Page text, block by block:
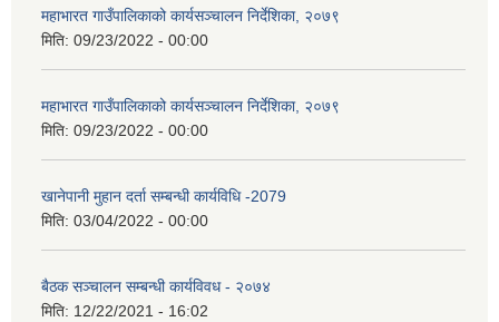
महाभारत गाउँपालिकाको कार्यसञ्‍चालन निर्देशिका, २०७९
मिति: 09/23/2022 - 00:00
महाभारत गाउँपालिकाको कार्यसञ्‍चालन निर्देशिका, २०७९
मिति: 09/23/2022 - 00:00
खानेपानी मुहान दर्ता सम्बन्धी कार्यविधि -2079
मिति: 03/04/2022 - 00:00
बैठक सञ्चालन सम्बन्धी कार्यविवध - २०७४
मिति: 12/22/2021 - 16:02